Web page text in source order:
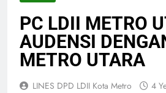
PC LDII METRO
AUDENSI
METRO UTARA
LINES DPD LDII Kota Metro 4